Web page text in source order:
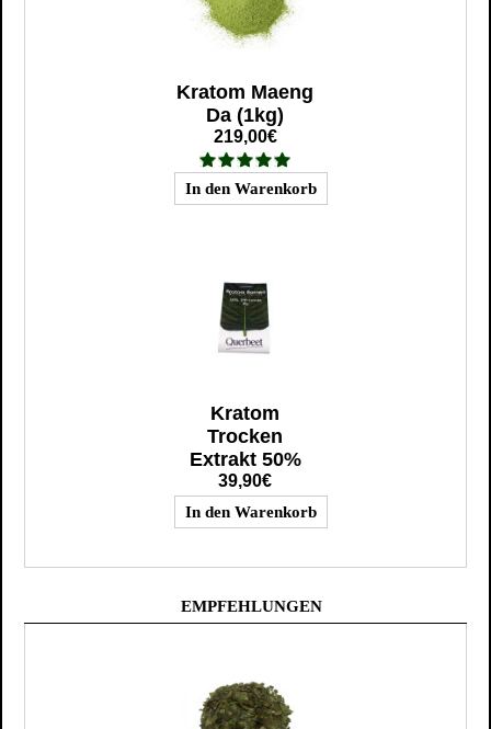
Kratom Maeng
Da (1kg)
219,00€
Kratom
Trocken
Extrakt 50%
39,90€
EMPFEHLUNGEN